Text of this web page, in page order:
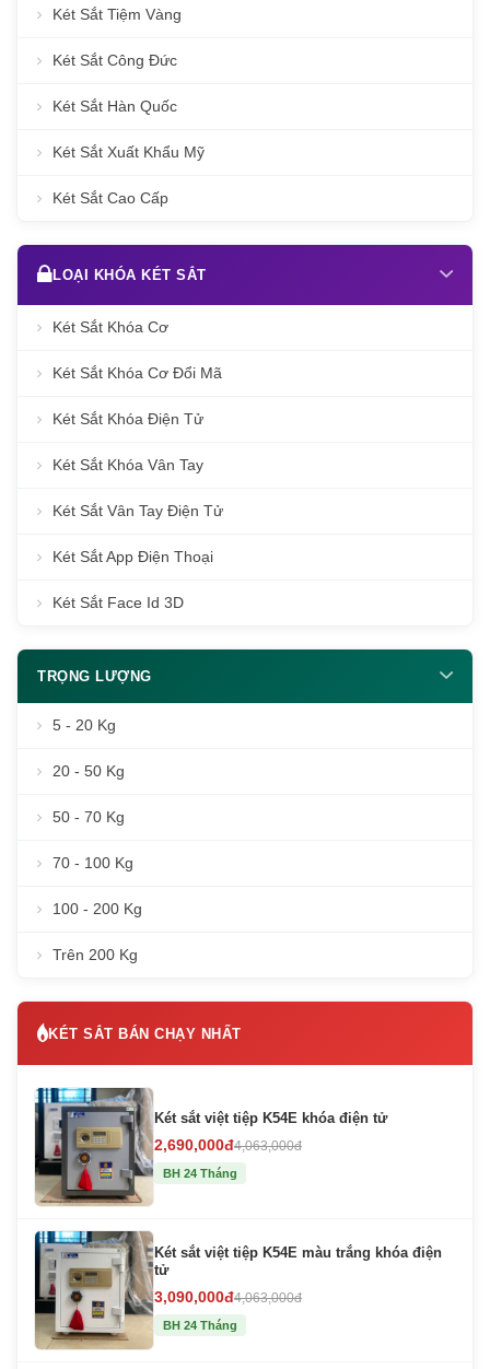
Két Sắt Tiệm Vàng
Két Sắt Công Đức
Két Sắt Hàn Quốc
Két Sắt Xuất Khẩu Mỹ
Két Sắt Cao Cấp
LOẠI KHÓA KÉT SẮT
Két Sắt Khóa Cơ
Két Sắt Khóa Cơ Đổi Mã
Két Sắt Khóa Điện Tử
Két Sắt Khóa Vân Tay
Két Sắt Vân Tay Điện Tử
Két Sắt App Điện Thoại
Két Sắt Face Id 3D
TRỌNG LƯỢNG
5 - 20 Kg
20 - 50 Kg
50 - 70 Kg
70 - 100 Kg
100 - 200 Kg
Trên 200 Kg
KÉT SẮT BÁN CHẠY NHẤT
Két sắt việt tiệp K54E khóa điện tử
2,690,000đ4,063,000đ
BH 24 Tháng
Két sắt việt tiệp K54E màu trắng khóa điện
tử
3,090,000đ4,063,000đ
BH 24 Tháng